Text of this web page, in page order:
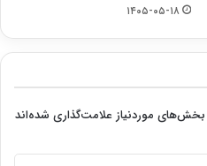
۱۴۰۵-۰۵-۱۸
بخش‌های موردنیاز علامت‌گذاری شده‌اند